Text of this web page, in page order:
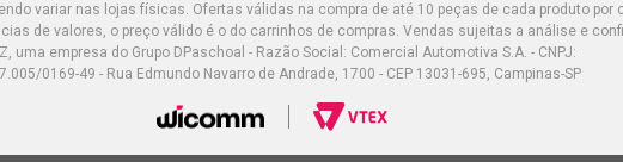
variar nas lojas físicas. Ofertas válidas na compra de até 10 peças de cada produto
de valores, o preço válido é o do carrinhos de compras. Vendas sujeitas a análise e
uma empresa do Grupo DPaschoal - Razão Social: Comercial Automotiva S.A. - CNPJ:
0169-49 - Rua Edmundo Navarro de Andrade, 1700 - CEP 13031-695, Campinas-SP